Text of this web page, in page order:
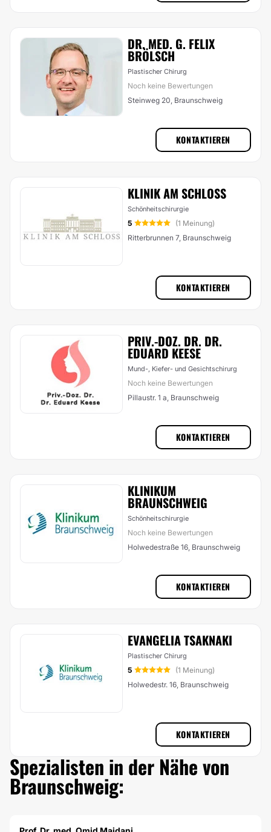
DR. MED. G. FELIX
BRÖLSCH
Plastischer Chirurg
Noch keine Bewertungen
Steinweg 20, Braunschweig
KONTAKTIEREN
KLINIK AM SCHLOSS
Schönheitschirurgie
5
(1 Meinung)
Ritterbrunnen 7, Braunschweig
KONTAKTIEREN
PRIV.-DOZ. DR. DR.
EDUARD KEESE
Mund-, Kiefer- und Gesichtschirurg
Noch keine Bewertungen
Pillaustr. 1 a, Braunschweig
KONTAKTIEREN
KLINIKUM
BRAUNSCHWEIG
Schönheitschirurgie
Noch keine Bewertungen
Holwedestraße 16, Braunschweig
KONTAKTIEREN
EVANGELIA TSAKNAKI
Plastischer Chirurg
5
(1 Meinung)
Holwedestr. 16, Braunschweig
KONTAKTIEREN
Spezialisten in der Nähe von
Braunschweig: